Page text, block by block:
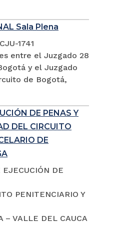
Sala Plena
1741
entre el Juzgado 28
y el Juzgado
de Bogotá,
DE PENAS Y
DEL CIRCUITO
DE
DE
PENITENCIARIO Y
– VALLE DEL CAUCA